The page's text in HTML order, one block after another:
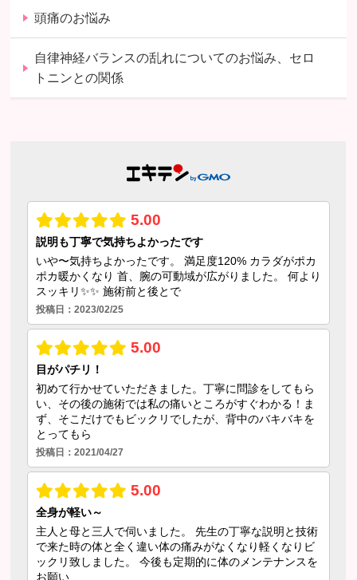
頭痛のお悩み
自律神経バランスの乱れについてのお悩み、セロ
トニンとの関係